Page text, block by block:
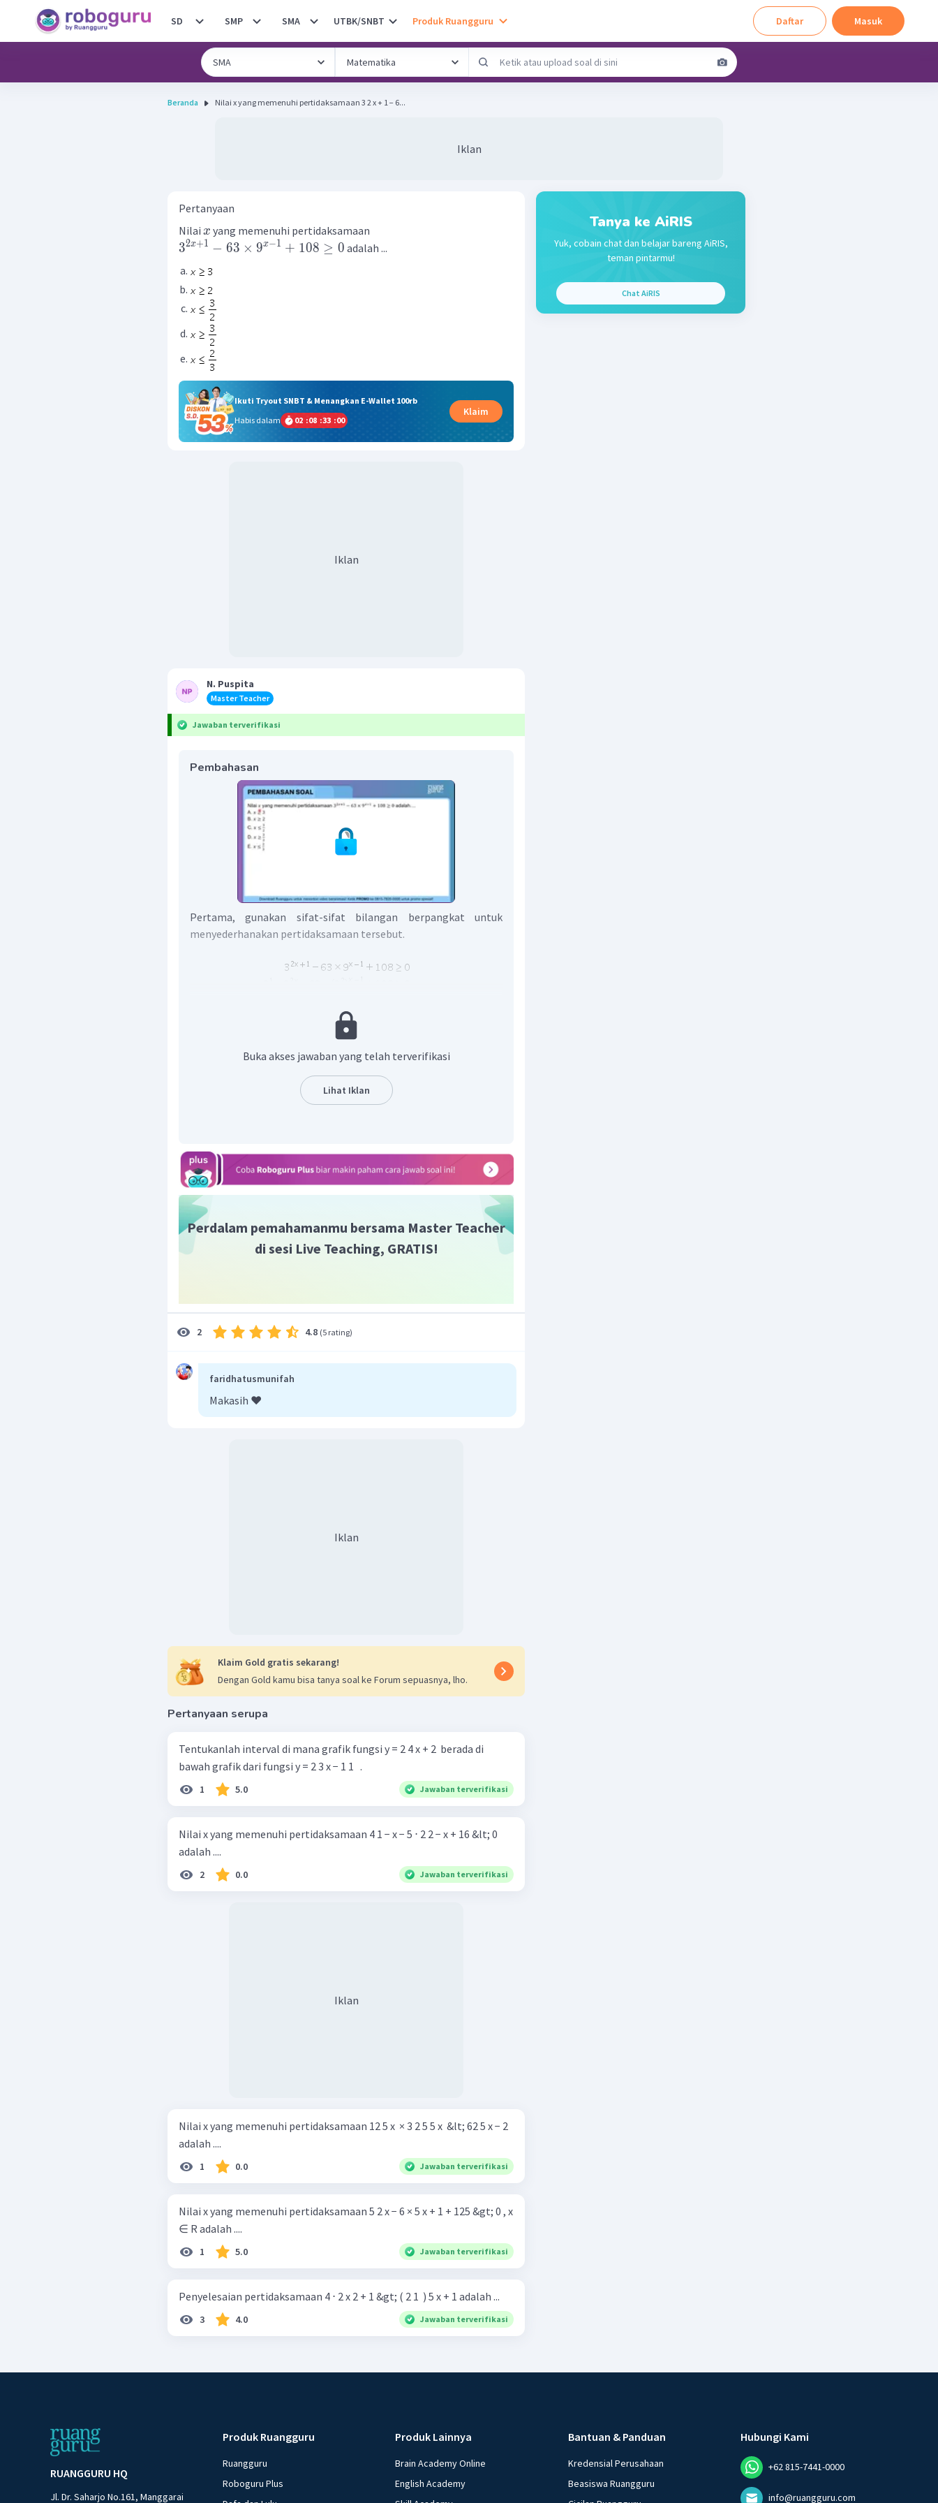
SD SMP SMA UTBK/SNBT Produk Ruangguru Daftar Masuk
Beranda Nilai x yang memenuhi pertidaksamaan 3 2 x + 1 − 6...
Iklan
Pertanyaan
Nilai x yang memenuhi pertidaksamaan
32x+1 − 63 × 9x−1 + 108 ≥ 0 adalah ...
Ikuti Tryout SNBT & Menangkan E-Wallet 100rb
Habis dalam
02 :08 :33 :00
Klaim
Iklan
N. Puspita
Master Teacher
Jawaban terverifikasi
Pembahasan
Pertama, gunakan sifat-sifat bilangan berpangkat untuk
menyederhanakan pertidaksamaan tersebut.
dengan basis
, mempunyai penyelesaian:
Jadi, himpunan penyelesaiannya adalah
Buka akses jawaban yang telah terverifikasi
Lihat Iklan
Perdalam pemahamanmu bersama Master Teacher
di sesi Live Teaching, GRATIS!
2 4.8 (5 rating)
faridhatusmunifah
Makasih ❤️
Iklan
Klaim Gold gratis sekarang!
Dengan Gold kamu bisa tanya soal ke Forum sepuasnya, lho.
Pertanyaan serupa
Tentukanlah interval di mana grafik fungsi y = 2 4 x + 2 ​ berada di
bawah grafik dari fungsi y = 2 3 x − 1 1 ​ ​ .
1 5.0 Jawaban terverifikasi
Nilai x yang memenuhi pertidaksamaan 4 1 − x − 5 ⋅ 2 2 − x + 16 &lt; 0
adalah ....
2 0.0 Jawaban terverifikasi
Iklan
Nilai x yang memenuhi pertidaksamaan 12 5 x ​ × 3 2 5 5 x ​ &lt; 62 5 x − 2 ​
adalah ....
1 0.0 Jawaban terverifikasi
Nilai x yang memenuhi pertidaksamaan 5 2 x − 6 × 5 x + 1 + 125 &gt; 0 , x
∈ R adalah ....
1 5.0 Jawaban terverifikasi
Penyelesaian pertidaksamaan 4 ⋅ 2 x 2 + 1 &gt; ( 2 1 ​ ) 5 x + 1 adalah ...
3 4.0 Jawaban terverifikasi
Tanya ke AiRIS
Yuk, cobain chat dan belajar bareng AiRIS,
teman pintarmu!
Chat AiRIS
RUANGGURU HQ
Jl. Dr. Saharjo No.161, Manggarai
Produk Ruangguru
Ruangguru
Roboguru Plus
Produk Lainnya
Brain Academy Online
English Academy
Bantuan & Panduan
Kredensial Perusahaan
Beasiswa Ruangguru
Hubungi Kami
+62 815-7441-0000
info@ruangguru.com